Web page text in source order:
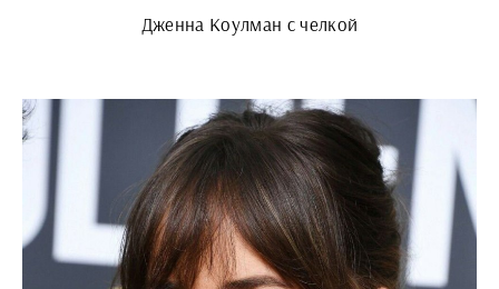
Дженна Коулман с челкой